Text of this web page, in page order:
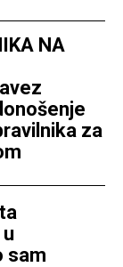
NA
za
sam